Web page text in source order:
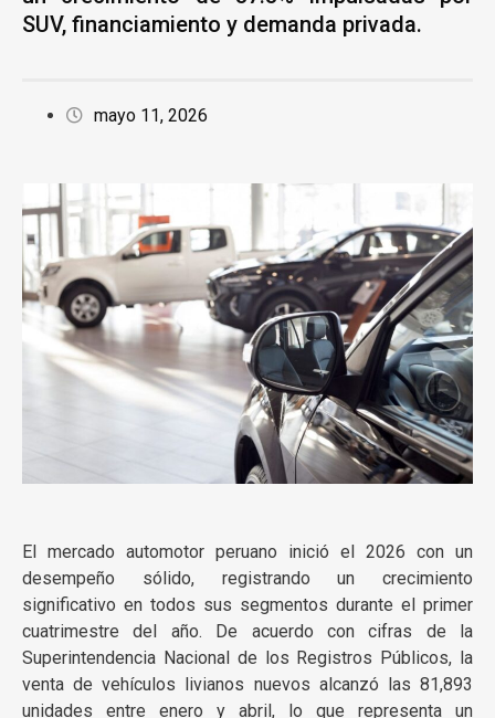
SUV, financiamiento y demanda privada.
mayo 11, 2026
El mercado automotor peruano inició el 2026 con un
desempeño sólido, registrando un crecimiento
significativo en todos sus segmentos durante el primer
cuatrimestre del año. De acuerdo con cifras de la
Superintendencia Nacional de los Registros Públicos, la
venta de vehículos livianos nuevos alcanzó las 81,893
unidades entre enero y abril, lo que representa un